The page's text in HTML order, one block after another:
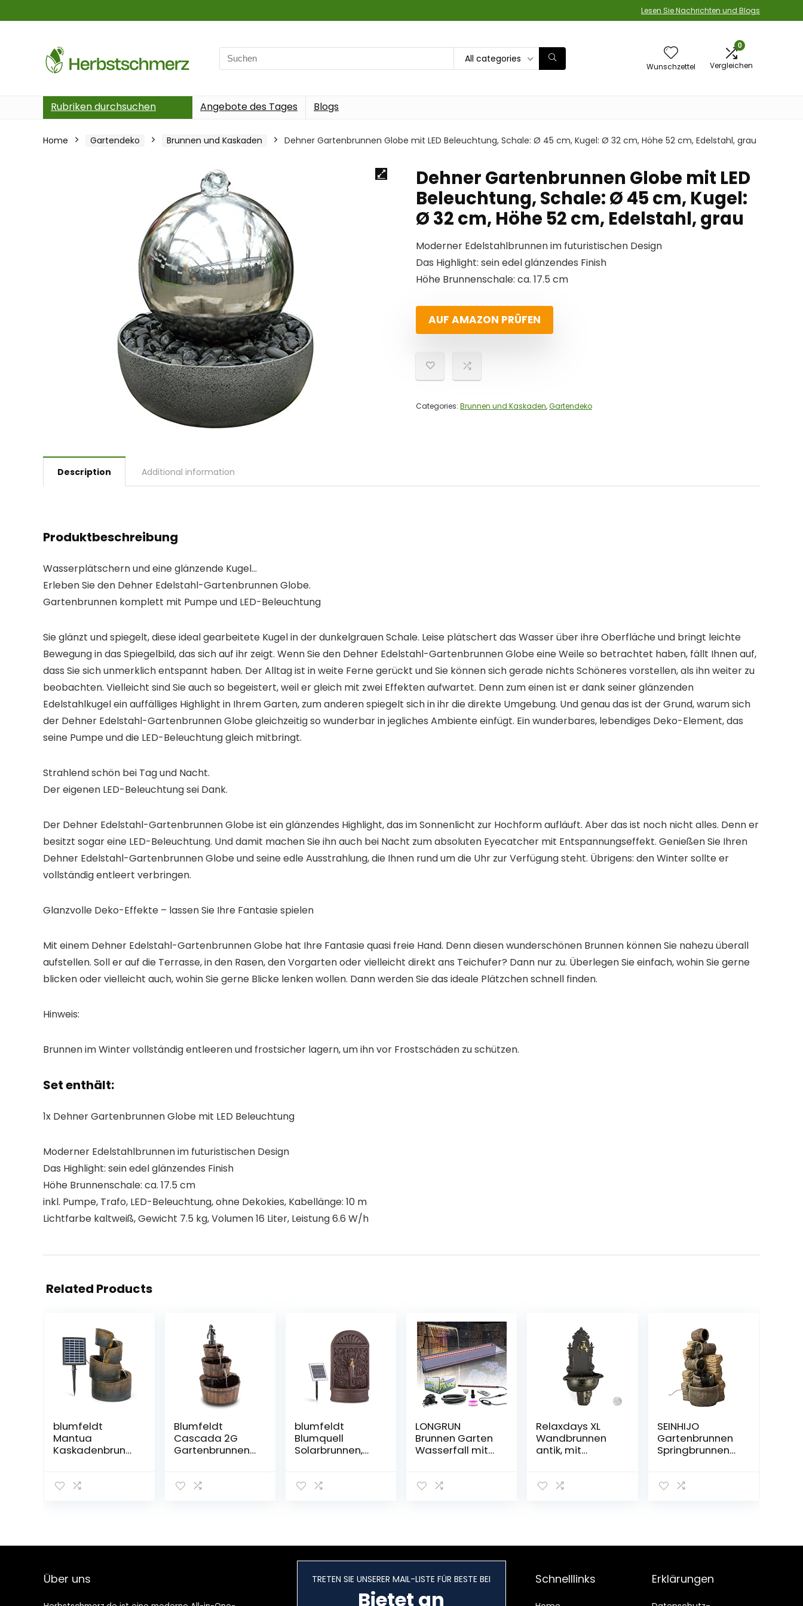
Lesen Sie Nachrichten und Blogs
Search
for:
All categories
Wunschzettel
0
Vergleichen
Rubriken durchsuchen Angebote des Tages Blogs
Home Gartendeko Brunnen und Kaskaden Dehner Gartenbrunnen Globe mit LED Beleuchtung, Schale: Ø 45 cm, Kugel: Ø 32 cm, Höhe 52 cm, Edelstahl, grau
Dehner Gartenbrunnen Globe mit LED
Beleuchtung, Schale: Ø 45 cm, Kugel:
Ø 32 cm, Höhe 52 cm, Edelstahl, grau
Moderner Edelstahlbrunnen im futuristischen Design
Das Highlight: sein edel glänzendes Finish
Höhe Brunnenschale: ca. 17.5 cm
AUF AMAZON PRÜFEN
Categories: Brunnen und Kaskaden,Gartendeko
Description Additional information
Produktbeschreibung
Wasserplätschern und eine glänzende Kugel…
Erleben Sie den Dehner Edelstahl-Gartenbrunnen Globe.
Gartenbrunnen komplett mit Pumpe und LED-Beleuchtung
Sie glänzt und spiegelt, diese ideal gearbeitete Kugel in der dunkelgrauen Schale. Leise plätschert das Wasser über ihre Oberfläche und bringt leichte
Bewegung in das Spiegelbild, das sich auf ihr zeigt. Wenn Sie den Dehner Edelstahl-Gartenbrunnen Globe eine Weile so betrachtet haben, fällt Ihnen auf,
dass Sie sichunmerklich entspannt haben. Der Alltag ist in weite Ferne gerückt und Sie können sich gerade nichts Schöneres vorstellen, als ihn weiter zu
beobachten. Vielleicht sind Sie auch so begeistert, weil er gleich mit zwei Effekten aufwartet. Denn zum einen ist er dank seinerglänzenden
Edelstahlkugel ein auffälliges Highlight in Ihrem Garten, zum anderenspiegelt sich in ihr die direkte Umgebung. Und genau das ist der Grund, warum sich
der Dehner Edelstahl-Gartenbrunnen Globe gleichzeitig so wunderbar in jegliches Ambiente einfügt. Ein wunderbares, lebendiges Deko-Element, das
seine Pumpe und die LED-Beleuchtunggleich mitbringt.
Strahlend schön bei Tag und Nacht.
Der eigenen LED-Beleuchtung sei Dank.
Der Dehner Edelstahl-Gartenbrunnen Globe ist ein glänzendes Highlight, das im Sonnenlicht zur Hochform aufläuft. Aber das ist noch nicht alles. Denn er
besitzt sogar eine LED-Beleuchtung. Und damit machen Sie ihnauch bei Nacht zum absoluten Eyecatcher mit Entspannungseffekt. Genießen Sie Ihren
Dehner Edelstahl-Gartenbrunnen Globe und seine edle Ausstrahlung, die Ihnen rund um die Uhr zur Verfügung steht. Übrigens: den Winter sollte er
vollständig entleert verbringen.
Glanzvolle Deko-Effekte – lassen Sie Ihre Fantasie spielen
Mit einem Dehner Edelstahl-Gartenbrunnen Globe hat Ihre Fantasie quasi freie Hand. Denn diesen wunderschönen Brunnen können Sie nahezu überall
aufstellen. Soll erauf die Terrasse, in den Rasen, den Vorgartenoder vielleicht direkt ans Teichufer? Dann nur zu. Überlegen Sie einfach,wohin Sie gerne
blickenoder vielleicht auch,wohin Sie gerne Blicke lenken wollen. Dann werden Sie das ideale Plätzchen schnell finden.
Hinweis:
Brunnen im Winter vollständig entleeren und frostsicher lagern, um ihn vor Frostschäden zu schützen.
Set enthält:
1x Dehner Gartenbrunnen Globe mit LED Beleuchtung
Moderner Edelstahlbrunnen im futuristischen Design
Das Highlight: sein edel glänzendes Finish
Höhe Brunnenschale: ca. 17.5 cm
inkl. Pumpe, Trafo, LED-Beleuchtung, ohne Dekokies, Kabellänge: 10 m
Lichtfarbe kaltweiß, Gewicht 7.5 kg, Volumen 16 Liter, Leistung 6.6 W/h
Related Products
blumfeldt
Mantua
Kaskadenbrunn
Zierbrunnen,Sola
nel: 9 V / 2,8 W /
dig
Blumfeldt
Cascada 2G
Gartenbrunnen
Wasserdurchflu
geschlossener
blumfeldt
Blumquell
Solarbrunnen,
Dekobrunnen,
draußen, Florale
Muster, mit Akku,
Kabel: 5 m,
LONGRUN
Brunnen Garten
Wasserfall mit
Garten mit 47.2”
8″ x 4″(B x T x H)
Relaxdays XL
Wandbrunnen
antik, mit
Waschbecken
SEINHIJO
Gartenbrunnen
Springbrunnen
5 Krüge
Über uns TRETEN SIE UNSERER MAIL-LISTE FÜR BESTE BEI
Bietet an
Schnelllinks Erklärungen